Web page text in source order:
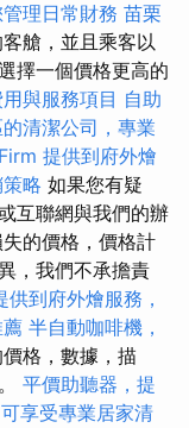
理日常財務 苗栗
艙，並且乘客以
擇一個價格更高的
與服務項目 自助
清潔公司，專業
提供到府外燴
略 如果您有疑
互聯網與我們的辦
的價格，價格計
，我們不承擔責
供到府外燴服務，
半自動咖啡機，
格，數據，描
平價助聽器，提
享受專業居家清